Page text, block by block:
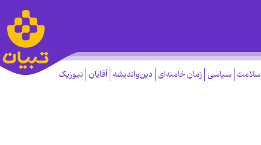
سلامت سیاسی زمان خامنه‌ای دین‌واندیشه آقایان نیوزیک